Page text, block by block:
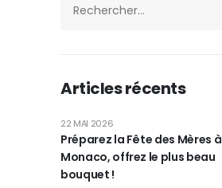
Articles récents
Préparez la Fête des Mères à
Monaco, offrez le plus beau
bouquet !
22 MAI 2026